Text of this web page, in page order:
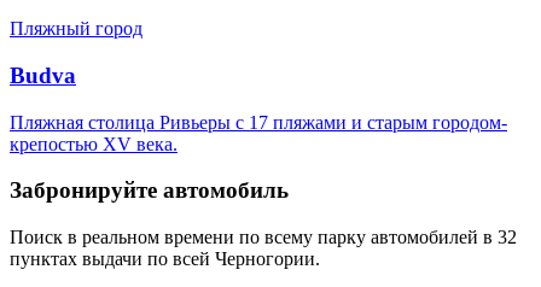
Пляжный город
Budva
Пляжная столица Ривьеры с 17 пляжами и старым городом-
крепостью XV века.
Забронируйте автомобиль
Поиск в реальном времени по всему парку автомобилей в 32
пунктах выдачи по всей Черногории.